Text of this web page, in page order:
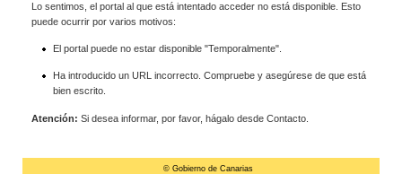
Lo sentimos, el portal al que está intentado acceder no está disponible. Esto
puede ocurrir por varios motivos:
El portal puede no estar disponible "Temporalmente".
Ha introducido un URL incorrecto. Compruebe y asegúrese de que está
bien escrito.
Atención: Si desea informar, por favor, hágalo desde Contacto.
© Gobierno de Canarias